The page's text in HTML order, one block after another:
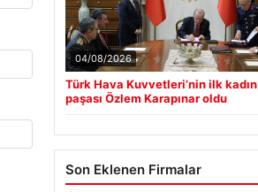
04/08/2026
Türk Hava Kuvvetleri’nin ilk kadın
paşası Özlem Karapınar oldu
Son Eklenen Firmalar